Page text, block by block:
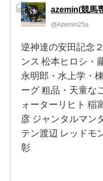
azemin(競馬
@Azemin25a
逆神達の安田記念
ンス 松本ヒロシ・
永明郎・水上学・
ーグ 粗品・天童な
ォーターリヒト 稲
彦 ジャンタルマン
テン渡辺 レッドモ
彰